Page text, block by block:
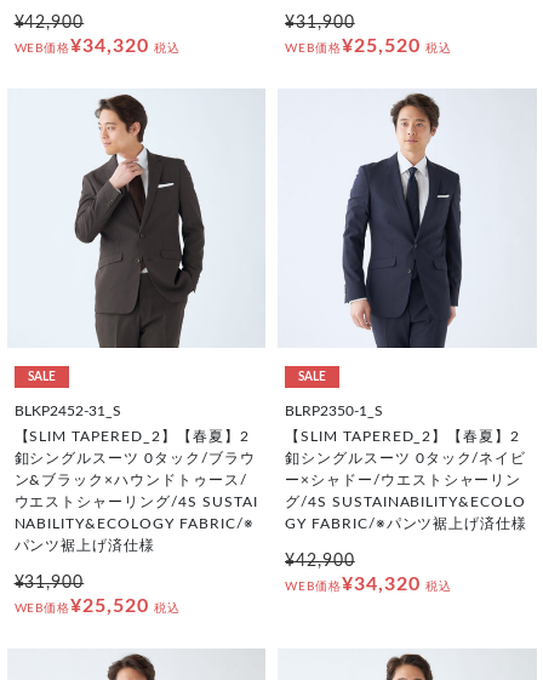
¥42,900
WEB価格¥34,320 税込
¥31,900
WEB価格¥25,520 税込
SALE
BLKP2452-31_S
【SLIM TAPERED_2】【春夏】2
釦シングルスーツ 0タック/ブラウ
ン&ブラック×ハウンドトゥース/
ウエストシャーリング/4S SUSTAI
NABILITY&ECOLOGY FABRIC/※
パンツ裾上げ済仕様
¥31,900
WEB価格¥25,520 税込
SALE
BLRP2350-1_S
【SLIM TAPERED_2】【春夏】2
釦シングルスーツ 0タック/ネイビ
ー×シャドー/ウエストシャーリン
グ/4S SUSTAINABILITY&ECOLO
GY FABRIC/※パンツ裾上げ済仕様
¥42,900
WEB価格¥34,320 税込